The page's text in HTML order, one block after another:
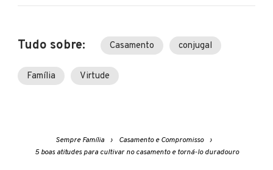
Tudo sobre: Casamento conjugal
Família Virtude
Sempre Família
Casamento e Compromisso
5 boas atitudes para cultivar no casamento e torná-lo duradouro